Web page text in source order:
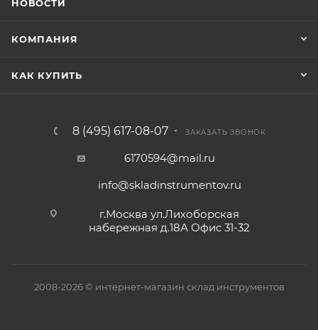
НОВОСТИ
КОМПАНИЯ
КАК КУПИТЬ
8 (495) 617-08-07 ЗАКАЗАТЬ ЗВОНОК
6170594@mail.ru
info@skladinstrumentov.ru
г.Москва ул.Лихоборская
набережная д.18А Офис 31-32
2008-2026 © интернет-магазин склад инструментов